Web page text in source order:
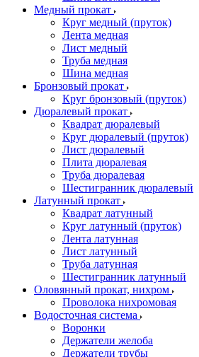
Медный прокат
Круг медный (пруток)
Лента медная
Лист медный
Труба медная
Шина медная
Бронзовый прокат
Круг бронзовый (пруток)
Дюралевый прокат
Квадрат дюралевый
Круг дюралевый (пруток)
Лист дюралевый
Плита дюралевая
Труба дюралевая
Шестигранник дюралевый
Латунный прокат
Квадрат латунный
Круг латунный (пруток)
Лента латунная
Лист латунный
Труба латунная
Шестигранник латунный
Оловянный прокат, нихром
Проволока нихромовая
Водосточная система
Воронки
Держатели желоба
Держатели трубы